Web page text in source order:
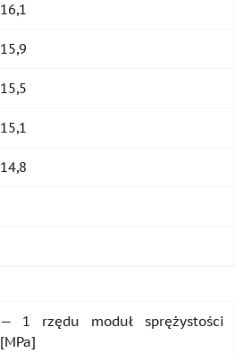
16,1
15,9
15,5
15,1
14,8
— 1 rzędu moduł sprężystości
[MPa]